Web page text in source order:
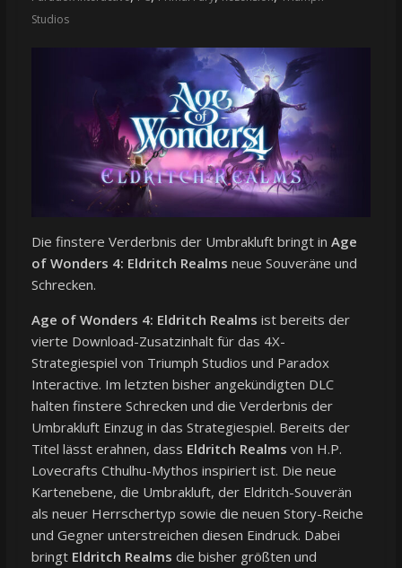
Studios
Die finstere Verderbnis der Umbrakluft bringt in Age
of Wonders 4: Eldritch Realms neue Souveräne und
Schrecken.
Age of Wonders 4: Eldritch Realms ist bereits der
vierte Download-Zusatzinhalt für das 4X-
Strategiespiel von Triumph Studios und Paradox
Interactive. Im letzten bisher angekündigten DLC
halten finstere Schrecken und die Verderbnis der
Umbrakluft Einzug in das Strategiespiel. Bereits der
Titel lässt erahnen, dass Eldritch Realms von H.P.
Lovecrafts Cthulhu-Mythos inspiriert ist. Die neue
Kartenebene, die Umbrakluft, der Eldritch-Souverän
als neuer Herrschertyp sowie die neuen Story-Reiche
und Gegner unterstreichen diesen Eindruck. Dabei
bringt Eldritch Realms die bisher größten und